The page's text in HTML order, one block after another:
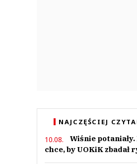
NAJCZĘŚCIEJ
10.08.
Wiśnie
chce, by UOKiK zbadał